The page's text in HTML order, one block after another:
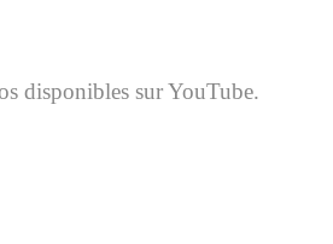
disponibles sur YouTube.